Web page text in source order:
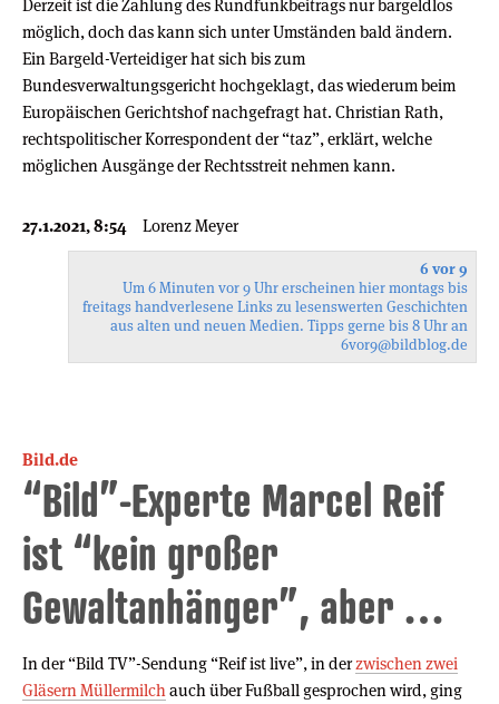
Derzeit ist die Zahlung des Rundfunkbeitrags nur bargeldlos
möglich, doch das kann sich unter Umständen bald ändern.
Ein Bargeld-Verteidiger hat sich bis zum
Bundesverwaltungsgericht hochgeklagt, das wiederum beim
Europäischen Gerichtshof nachgefragt hat. Christian Rath,
rechtspolitischer Korrespondent der “taz”, erklärt, welche
möglichen Ausgänge der Rechtsstreit nehmen kann.
27.1.2021, 8:54 Lorenz Meyer
6 vor 9
Um 6 Minuten vor 9 Uhr erscheinen hier montags bis
freitags handverlesene Links zu lesenswerten Geschichten
aus alten und neuen Medien. Tipps gerne bis 8 Uhr an
6vor9@bildblog.de
Bild.de
“Bild”-Experte Marcel Reif
ist “kein großer
Gewaltanhänger”, aber …
In der “Bild TV”-Sendung “Reif ist live”, in derzwischen zwei
Gläsern Müllermilchauch über Fußball gesprochen wird, ging